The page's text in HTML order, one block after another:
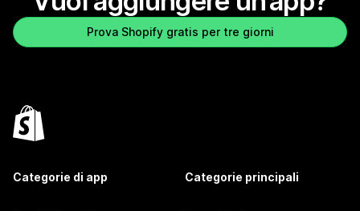
Prova Shopify gratis per tre giorni
Categorie di app Categorie principali